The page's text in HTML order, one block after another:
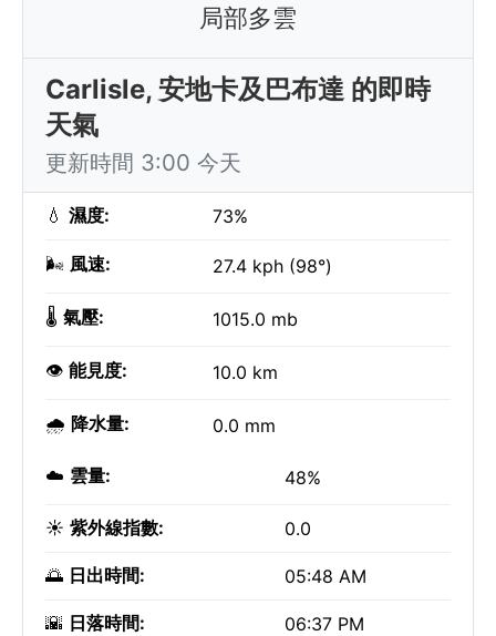
局部多雲
Carlisle, 安地卡及巴布達 的即時
天氣
更新時間 3:00 今天
💧 濕度: 73%
🌬️ 風速: 27.4 kph (98°)
🌡️ 氣壓: 1015.0 mb
👁️ 能見度: 10.0 km
🌧️ 降水量: 0.0 mm
☁️ 雲量: 48%
☀️ 紫外線指數: 0.0
🌅 日出時間: 05:48 AM
🌇 日落時間: 06:37 PM